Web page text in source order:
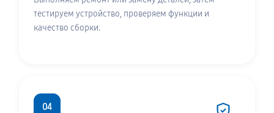
тестируем устройство, проверяем функции и
качество сборки.
04